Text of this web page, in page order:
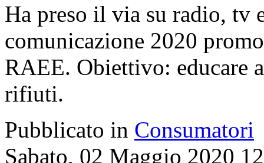
Ha preso il via su radio, tv
comunicazione 2020
RAEE. Obiettivo: educare
rifiuti.
Pubblicato in Consumatori
Sabato, 02 Maggio 2020